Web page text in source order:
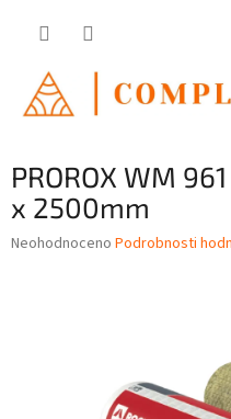
PROROX WM
x 2500mm
Průměrné
Neohodnoceno Podrobnosti